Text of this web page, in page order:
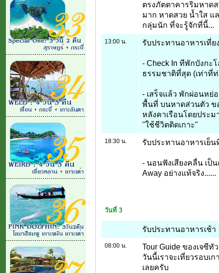
ตรงภัตตาคารริมหาด
มาก หาดสวย น้ำใส แ
กลุ่มนัก ที่จะรู้จักที่นี้...
13:00 น. รับประทานอาหารเที่ย
- Check In ทีพักบังกะ
ธรรมชาติที่สุด (เท่าที่
- เสร็จแล้ว พักผ่อนหย่
พื้นที่ บนหาดส่วนตัว ข
หลังคาเรือนโดยประ
"ใช้ชีวิตติดเกาะ"
18:30 น. รับประทานอาหารเย็
- นอนฟังเสียงคลื่น เป็
Away อย่างแท้จริง......
วันที่ 3
รับประทานอาหารเช้า
08:00 น.
Tour Guide ของเจซี
วันนี้เราจะเที่ยวรอบเ
เลยครับ